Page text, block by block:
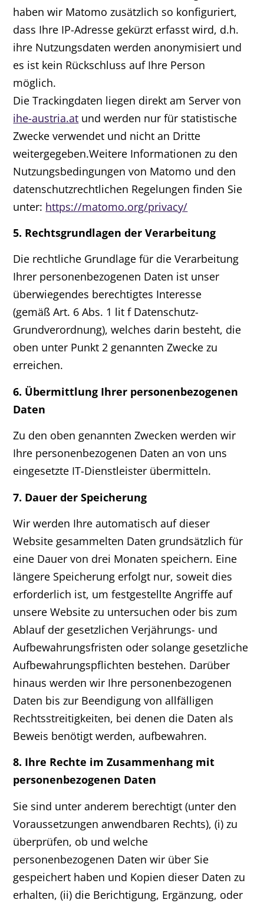
haben wir Matomo zusätzlich so konfiguriert,
dass Ihre IP-Adresse gekürzt erfasst wird, d.h.
ihre Nutzungsdaten werden anonymisiert und
es ist kein Rückschluss auf Ihre Person
möglich.
Die Trackingdaten liegen direkt am Server von
ihe-austria.at und werden nur für statistische
Zwecke verwendet und nicht an Dritte
weitergegeben.Weitere Informationen zu den
Nutzungsbedingungen von Matomo und den
datenschutzrechtlichen Regelungen finden Sie
unter: https://matomo.org/privacy/
5. Rechtsgrundlagen der Verarbeitung
Die rechtliche Grundlage für die Verarbeitung
Ihrer personenbezogenen Daten ist unser
überwiegendes berechtigtes Interesse
(gemäß Art. 6 Abs. 1 lit f Datenschutz-
Grundverordnung), welches darin besteht, die
oben unter Punkt 2 genannten Zwecke zu
erreichen.
6. Übermittlung Ihrer personenbezogenen
Daten
Zu den oben genannten Zwecken werden wir
Ihre personenbezogenen Daten an von uns
eingesetzte IT-Dienstleister übermitteln.
7. Dauer der Speicherung
Wir werden Ihre automatisch auf dieser
Website gesammelten Daten grundsätzlich für
eine Dauer von drei Monaten speichern. Eine
längere Speicherung erfolgt nur, soweit dies
erforderlich ist, um festgestellte Angriffe auf
unsere Website zu untersuchen oder bis zum
Ablauf der gesetzlichen Verjährungs- und
Aufbewahrungsfristen oder solange gesetzliche
Aufbewahrungspflichten bestehen. Darüber
hinaus werden wir Ihre personenbezogenen
Daten bis zur Beendigung von allfälligen
Rechtsstreitigkeiten, bei denen die Daten als
Beweis benötigt werden, aufbewahren.
8. Ihre Rechte im Zusammenhang mit
personenbezogenen Daten
Sie sind unter anderem berechtigt (unter den
Voraussetzungen anwendbaren Rechts), (i) zu
überprüfen, ob und welche
personenbezogenen Daten wir über Sie
gespeichert haben und Kopien dieser Daten zu
erhalten, (ii) die Berichtigung, Ergänzung, oder